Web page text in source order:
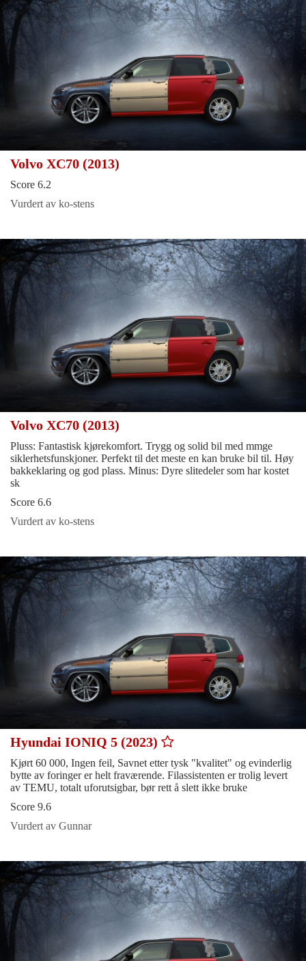
Volvo XC70 (2013)
Score 6.2
Vurdert av ko-stens
Volvo XC70 (2013)
Pluss: Fantastisk kjørekomfort. Trygg og solid bil med mmge
siklerhetsfunskjoner. Perfekt til det meste en kan bruke bil til. Høy
bakkeklaring og god plass. Minus: Dyre slitedeler som har kostet
sk
Score 6.6
Vurdert av ko-stens
Hyundai IONIQ 5 (2023)
Kjørt 60 000, Ingen feil, Savnet etter tysk "kvalitet" og evinderlig
bytte av foringer er helt fraværende. Filassistenten er trolig levert
av TEMU, totalt uforutsigbar, bør rett å slett ikke bruke
Score 9.6
Vurdert av Gunnar